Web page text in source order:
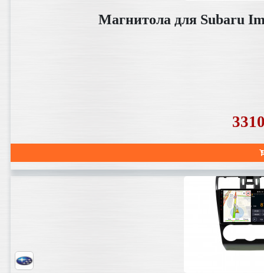
Магнитола для Subaru